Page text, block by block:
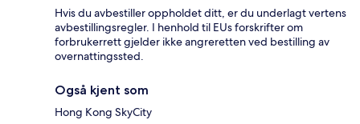
Hvis du avbestiller oppholdet ditt, er du underlagt vertens
avbestillingsregler. I henhold til EUs forskrifter om
forbrukerrett gjelder ikke angreretten ved bestilling av
overnattingssted.
Også kjent som
Hong Kong SkyCity